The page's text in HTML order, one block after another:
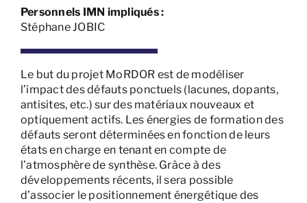
Personnels IMN impliqués :
Stéphane JOBIC
Le but du projet MoRDOR est de modéliser
l’impact des défauts ponctuels (lacunes, dopants,
antisites, etc.) sur des matériaux nouveaux et
optiquement actifs. Les énergies de formation des
défauts seront déterminées en fonction de leurs
états en charge en tenant en compte de
l’atmosphère de synthèse. Grâce à des
développements récents, il sera possible
d’associer le positionnement énergétique des